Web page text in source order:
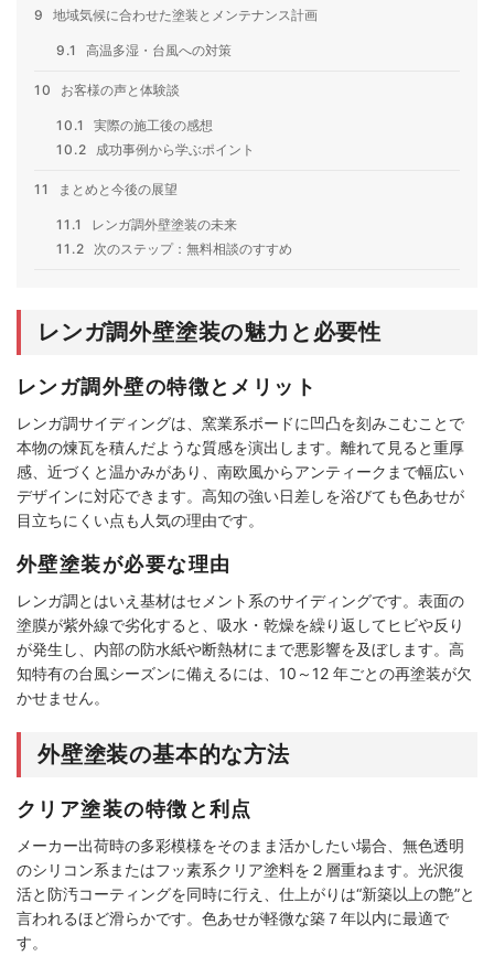
9 地域気候に合わせた塗装とメンテナンス計画
9.1 高温多湿・台風への対策
10 お客様の声と体験談
10.1
実際の施工後の感想
10.2
成功事例から学ぶポイント
11 まとめと今後の展望
11.1
レンガ調外壁塗装の未来
11.2
次のステップ：無料相談のすすめ
レンガ調外壁塗装の魅力と必要性
レンガ調外壁の特徴とメリット
レンガ調サイディングは、窯業系ボードに凹凸を刻みこむことで
本物の煉瓦を積んだような質感を演出します。離れて見ると重厚
感、近づくと温かみがあり、南欧風からアンティークまで幅広い
デザインに対応できます。高知の強い日差しを浴びても色あせが
目立ちにくい点も人気の理由です。
外壁塗装が必要な理由
レンガ調とはいえ基材はセメント系のサイディングです。表面の
塗膜が紫外線で劣化すると、吸水・乾燥を繰り返してヒビや反り
が発生し、内部の防水紙や断熱材にまで悪影響を及ぼします。高
知特有の台風シーズンに備えるには、10～12 年ごとの再塗装が欠
かせません。
外壁塗装の基本的な方法
クリア塗装の特徴と利点
メーカー出荷時の多彩模様をそのまま活かしたい場合、無色透明
のシリコン系またはフッ素系クリア塗料を２層重ねます。光沢復
活と防汚コーティングを同時に行え、仕上がりは“新築以上の艶”と
言われるほど滑らかです。色あせが軽微な築７年以内に最適で
す。